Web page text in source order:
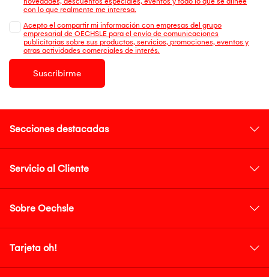
con lo que realmente me interesa.
Acepto el compartir mi información con empresas del grupo
empresarial de OECHSLE para el envío de comunicaciones
publicitarias sobre sus productos, servicios, promociones, eventos y
otras actividades comerciales de interés.
Suscribirme
Secciones destacadas
Servicio al Cliente
Sobre Oechsle
Tarjeta oh!